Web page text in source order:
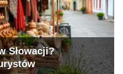
Słowacji?